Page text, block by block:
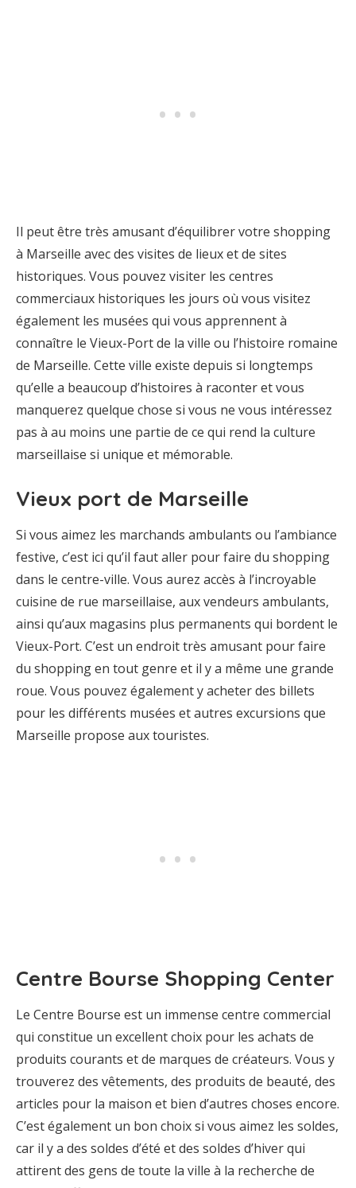
Il peut être très amusant d’équilibrer votre shopping
à Marseille avec des visites de lieux et de sites
historiques. Vous pouvez visiter les centres
commerciaux historiques les jours où vous visitez
également les musées qui vous apprennent à
connaître le Vieux-Port de la ville ou l’histoire romaine
de Marseille. Cette ville existe depuis si longtemps
qu’elle a beaucoup d’histoires à raconter et vous
manquerez quelque chose si vous ne vous intéressez
pas à au moins une partie de ce qui rend la culture
marseillaise si unique et mémorable.
Vieux port de Marseille
Si vous aimez les marchands ambulants ou l’ambiance
festive, c’est ici qu’il faut aller pour faire du shopping
dans le centre-ville. Vous aurez accès à l’incroyable
cuisine de rue marseillaise, aux vendeurs ambulants,
ainsi qu’aux magasins plus permanents qui bordent le
Vieux-Port. C’est un endroit très amusant pour faire
du shopping en tout genre et il y a même une grande
roue. Vous pouvez également y acheter des billets
pour les différents musées et autres excursions que
Marseille propose aux touristes.
Centre Bourse Shopping Center
Le Centre Bourse est un immense centre commercial
qui constitue un excellent choix pour les achats de
produits courants et de marques de créateurs. Vous y
trouverez des vêtements, des produits de beauté, des
articles pour la maison et bien d’autres choses encore.
C’est également un bon choix si vous aimez les soldes,
car il y a des soldes d’été et des soldes d’hiver qui
attirent des gens de toute la ville à la recherche de